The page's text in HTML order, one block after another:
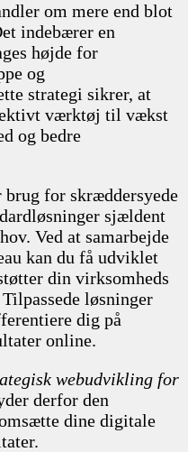
om mere end blot
indebærer en
højde for
og
strategi sikrer, at
værktøj til vækst
og bedre
for skræddersyede
sjældent
Ved at samarbejde
kan du få udviklet
din virksomheds
løsninger
dig på
online.
webudvikling for
derfor den
dine digitale